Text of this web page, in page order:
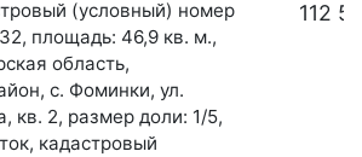
(условный) номер
площадь: 46,9 кв. м.,
область,
с. Фоминки, ул.
кв. 2, размер доли: 1/5,
кадастровый
112